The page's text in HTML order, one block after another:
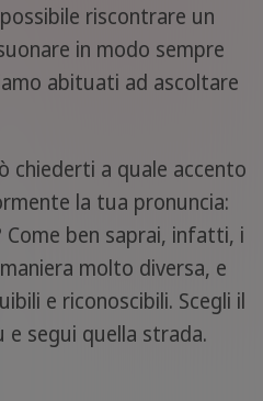
riscontrare un
in modo sempre
abituati ad ascoltare
chiederti a quale accento
la tua pronuncia:
ben saprai, infatti, i
molto diversa, e
e riconoscibili. Scegli il
e segui quella strada.